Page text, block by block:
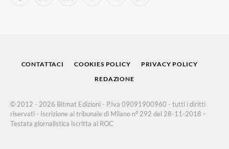
CONTATTACI COOKIES POLICY
PRIVACY POLICY
REDAZIONE
© 2012 - 2026 Bitmat Edizioni - P.Iva 09091900960 - tutti i diritti
riservati - Iscrizione al tribunale di Milano n° 292 del 28-11-2018 -
Testata giornalistica iscritta al ROC